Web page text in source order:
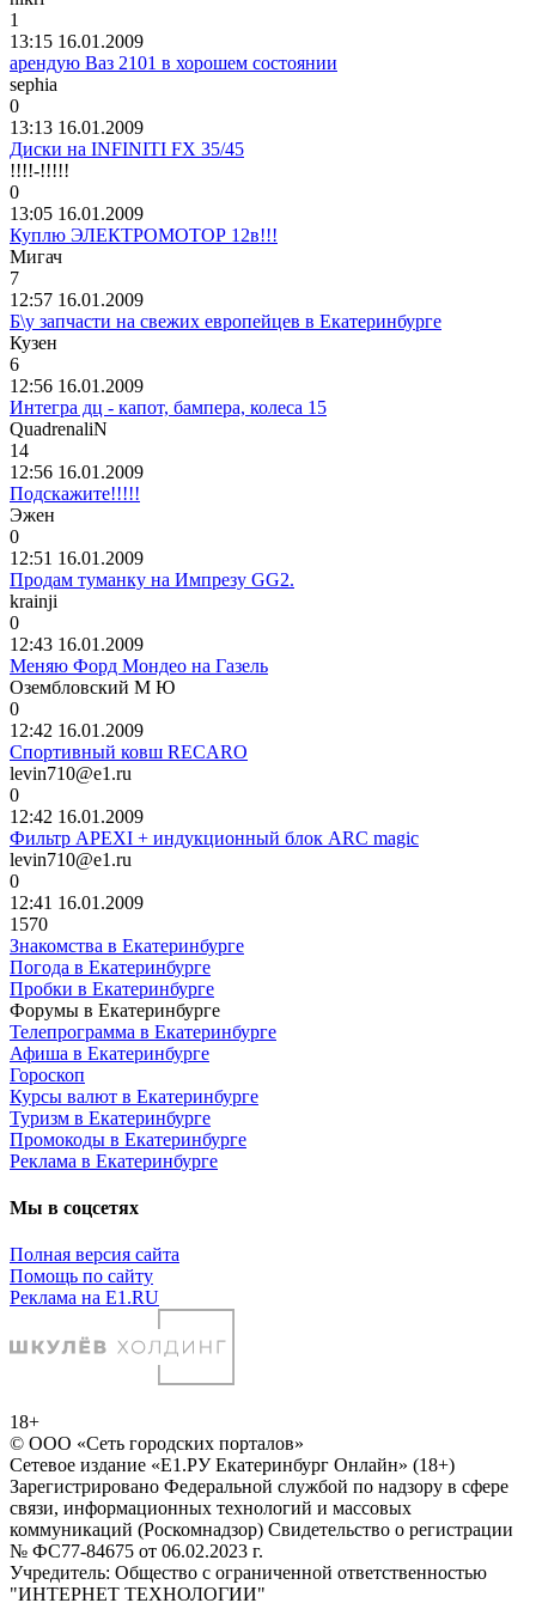
1
13:15 16.01.2009
арендую Ваз 2101 в хорошем состоянии
sephia
0
13:13 16.01.2009
Диски на INFINITI FX 35/45
!!!!-!!!!!
0
13:05 16.01.2009
Куплю ЭЛЕКТРОМОТОР 12в!!!
Мигач
7
12:57 16.01.2009
Б\у запчасти на свежих европейцев в Екатеринбурге
Кузен
6
12:56 16.01.2009
Интегра дц - капот, бампера, колеса 15
QuadrenaliN
14
12:56 16.01.2009
Подскажите!!!!!
Эжен
0
12:51 16.01.2009
Продам туманку на Импрезу GG2.
krainji
0
12:43 16.01.2009
Меняю Форд Мондео на Газель
Озембловский М Ю
0
12:42 16.01.2009
Спортивный ковш RECARO
levin710@e1.ru
0
12:42 16.01.2009
Фильтр АPEXI + индукционный блок ARC magic
levin710@e1.ru
0
12:41 16.01.2009
1570
Знакомства в Екатеринбурге
Погода в Екатеринбурге
Пробки в Екатеринбурге
Форумы в Екатеринбурге
Телепрограмма в Екатеринбурге
Афиша в Екатеринбурге
Гороскоп
Курсы валют в Екатеринбурге
Туризм в Екатеринбурге
Промокоды в Екатеринбурге
Реклама в Екатеринбурге
Мы в соцсетях
Полная версия сайта
Помощь по сайту
Реклама на E1.RU
18+
© ООО «Сеть городских порталов»
Сетевое издание «Е1.РУ Екатеринбург Онлайн» (18+)
Зарегистрировано Федеральной службой по надзору в сфере
связи, информационных технологий и массовых
коммуникаций (Роскомнадзор) Свидетельство о регистрации
№ ФС77-84675 от 06.02.2023 г.
Учредитель: Общество с ограниченной ответственностью
"ИНТЕРНЕТ ТЕХНОЛОГИИ"